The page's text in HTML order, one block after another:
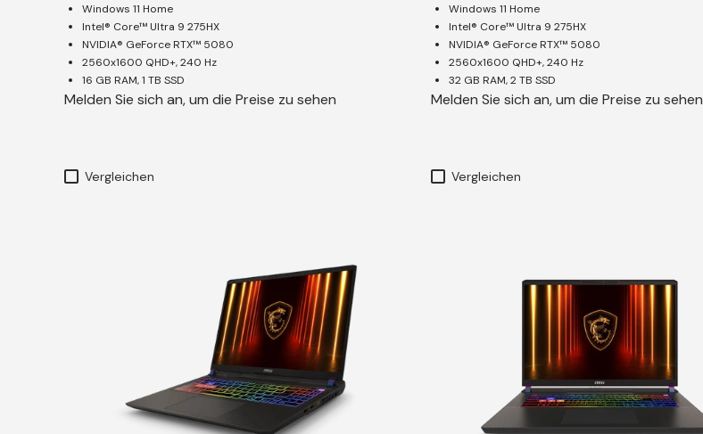
Windows 11 Home
Intel® Core™ Ultra 9 275HX
NVIDIA® GeForce RTX™ 5080
2560x1600 QHD+, 240 Hz
16 GB RAM, 1 TB SSD
Melden Sie sich an, um die Preise zu sehen
Windows 11 Home
Intel® Core™ Ultra 9 275HX
NVIDIA® GeForce RTX™ 5080
2560x1600 QHD+, 240 Hz
32 GB RAM, 2 TB SSD
Melden Sie sich an, um die Preise zu sehen
Vergleichen Vergleichen